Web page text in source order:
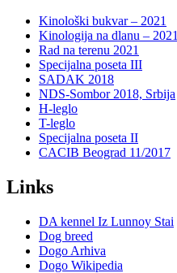
Kinološki bukvar – 2021
Kinologija na dlanu – 2021
Rad na terenu 2021
Specijalna poseta III
SADAK 2018
NDS-Sombor 2018, Srbija
H-leglo
T-leglo
Specijalna poseta II
CACIB Beograd 11/2017
Links
DA kennel Iz Lunnoy Stai
Dog breed
Dogo Arhiva
Dogo Wikipedia